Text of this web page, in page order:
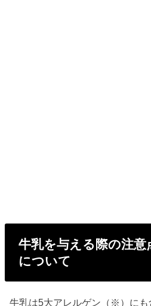
牛乳を与える際の注
について
牛乳は5大アレルゲン（※）にも